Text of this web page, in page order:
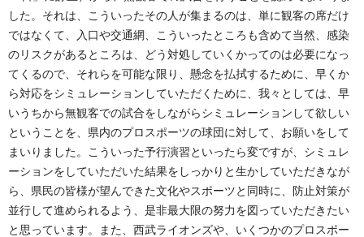
した。それは、こういったその人が集まるのは、単に観客の席だけ
ではなくて、入口や交通網、こういったところも含めて当然、感染
のリスクがあるところは、どう対処していくかってのは必要になっ
てくるので、それらを可能な限り、懸念を払拭するために、早くか
ら対応をシミュレーションしていただくために、我々としては、早
いうちから無観客での試合をしながらシミュレーションして欲しい
ということを、県内のプロスポーツの球団に対して、お願いをして
まいりました。こういった予行演習といったら変ですが、シミュレ
ーションをしていただいた結果をしっかりと生かしていただきなが
ら、県民の皆様が望んできた文化やスポーツと同時に、防止対策が
並行して進められるよう、是非最大限の努力を図っていただきたい
と思っています。また、西武ライオンズや、いくつかのプロスポー